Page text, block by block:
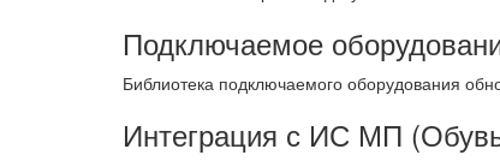
Подключаемое
Библиотека подключаемого оборудования
Интеграция с ИС МП